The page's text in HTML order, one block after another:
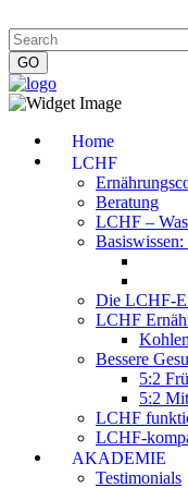
Home
LCHF
Beratung
LCHF –
Die LCHF-
LCHF
Bessere
5:2
5:2
LCHF
LCHF-
AKADEMIE
Testimonials